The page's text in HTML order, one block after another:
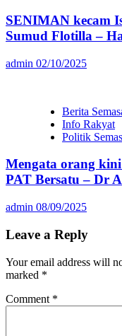
SENIMAN kecam
Sumud Flotilla –
admin 02/10/2025
Berita
Info Rakyat
Politik
Mengata orang
PAT Bersatu – Dr
admin 08/09/2025
Leave a Reply
Your email address will
marked *
Comment *